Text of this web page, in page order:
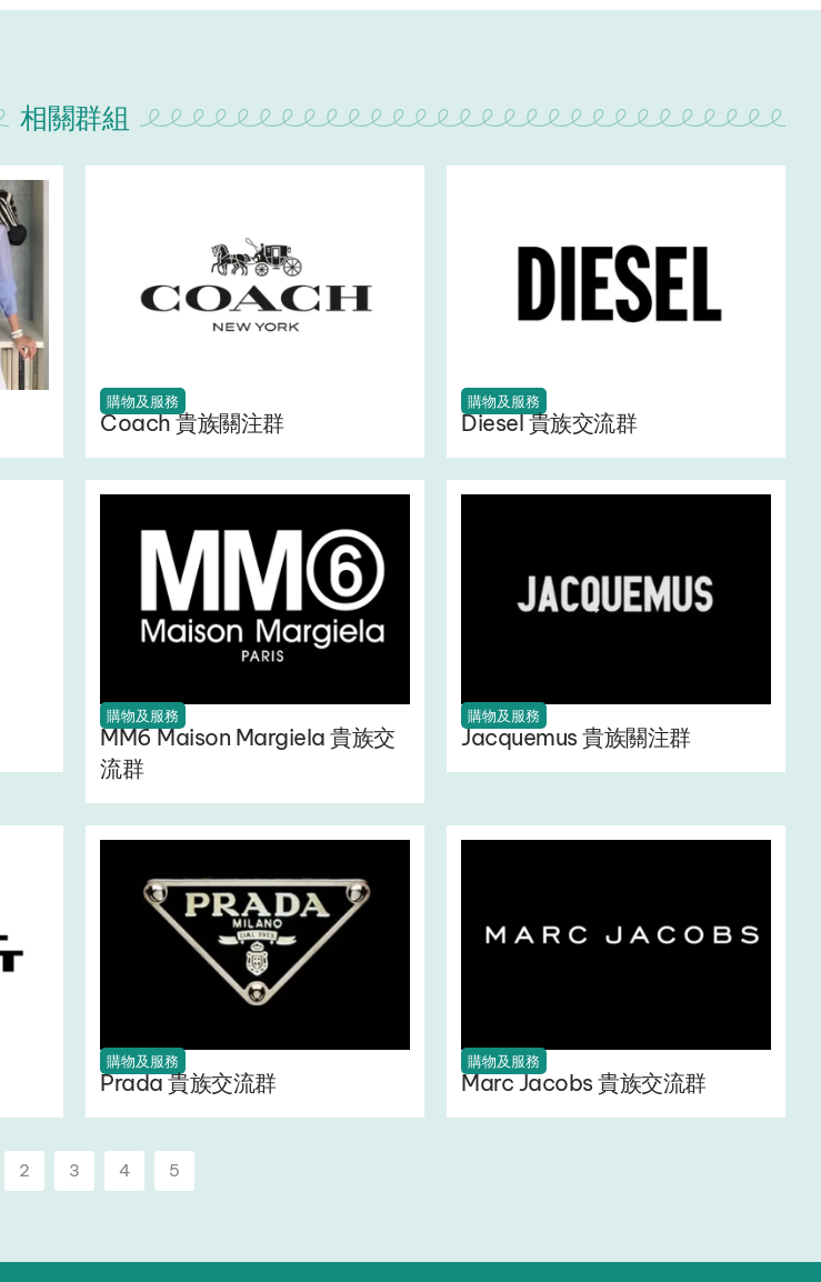
相關群組
購物及服務
Coach 貴族關注群
購物及服務
Diesel 貴族交流群
購物及服務
MM6 Maison Margiela 貴族交
流群
購物及服務
Jacquemus 貴族關注群
購物及服務
Prada 貴族交流群
購物及服務
Marc Jacobs 貴族交流群
2 3 4 5